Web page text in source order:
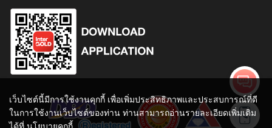
เว็บไซต์นี้มีการใช้งานคุกกี้ เพื่อเพิ่มประสิทธิภาพและประสบการณ์ที่ดี
ในการใช้งานเว็บไซต์ของท่าน ท่านสามารถอ่านรายละเอียดเพิ่มเติม